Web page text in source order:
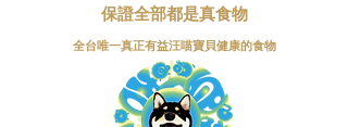
保證全部都是真食物
​全台唯一真正有益汪喵寶貝健康的食物